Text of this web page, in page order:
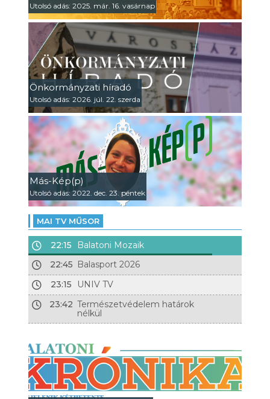
Utolsó adás: 2025. már. 16. vasárnap
Önkormányzati híradó
Utolsó adás: 2026. júl. 22. szerda
Más-Kép(p)
Utolsó adás: 2022. dec. 23. péntek
MAI TV MŰSOR
22:15
Balatoni Mozaik
22:45 Balasport 2026
23:15
UNIV TV
23:42 Természetvédelem határok
nélkül